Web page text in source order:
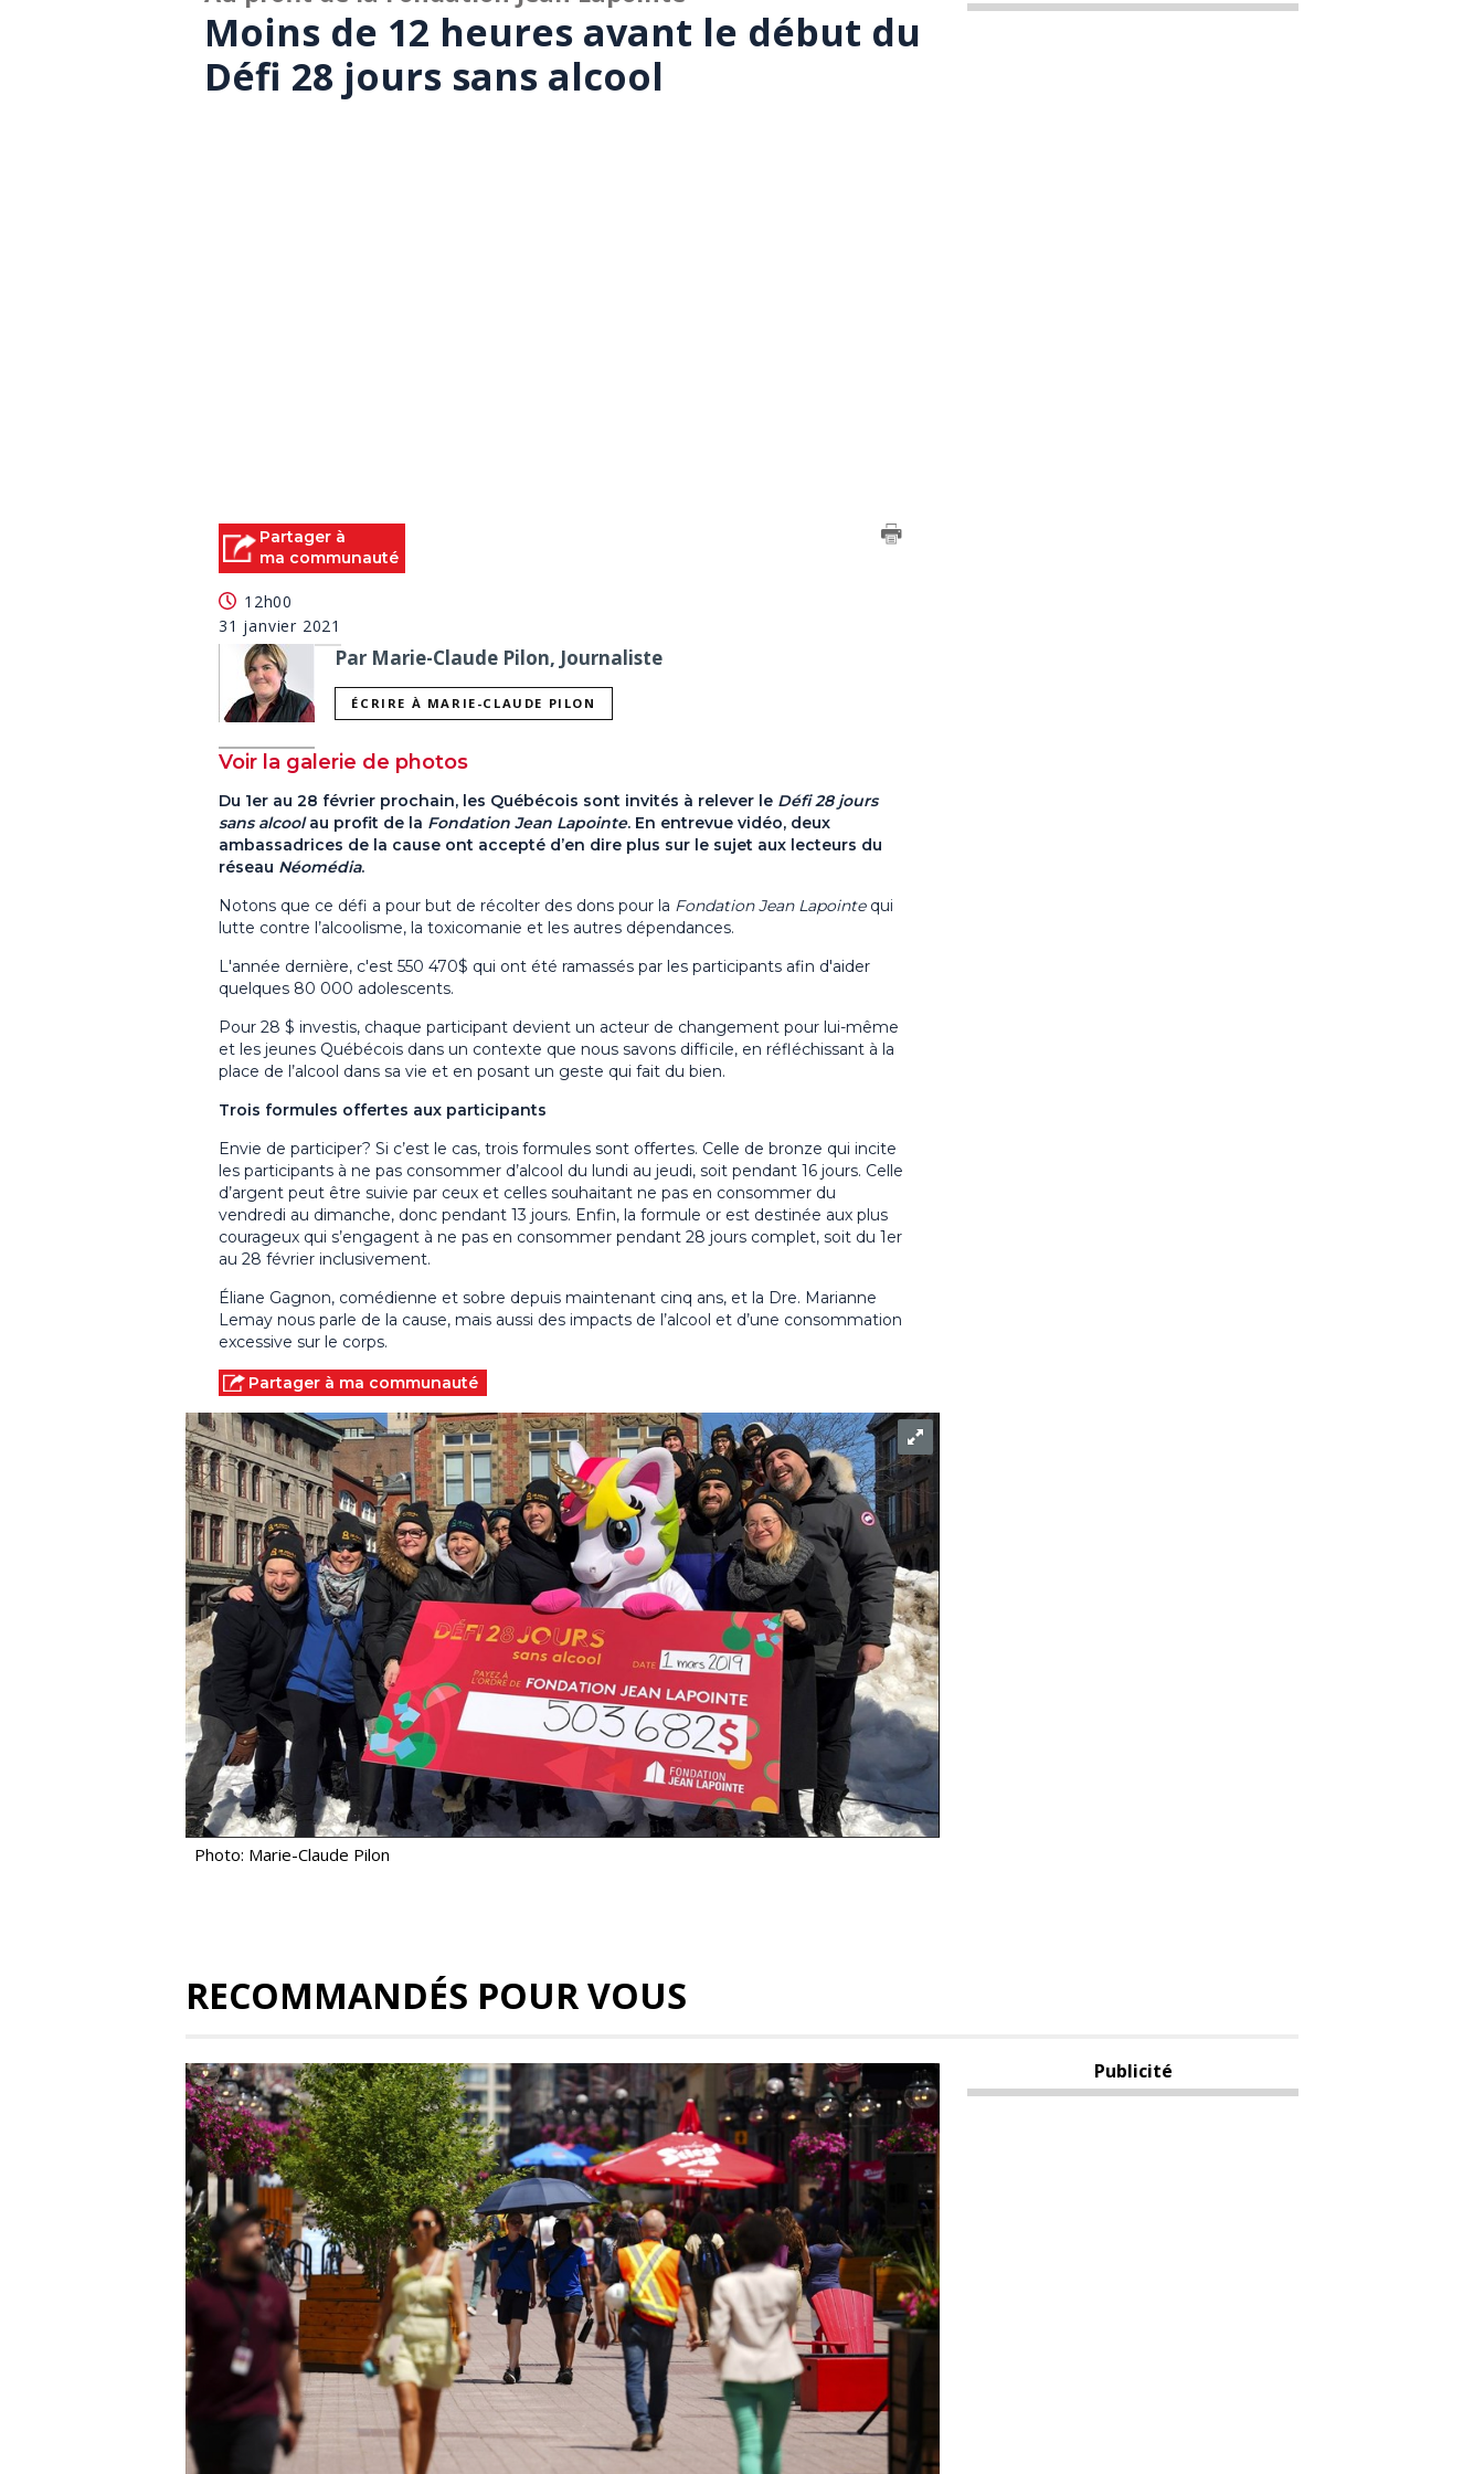
Moins de 12 heures avant le début du
Défi 28 jours sans alcool
Partager à
ma communauté
12h00
31 janvier 2021
Par Marie-Claude Pilon, Journaliste
ÉCRIRE À MARIE-CLAUDE PILON
Voir la galerie de photos
Du 1er au 28 février prochain, les Québécois sont invités à relever le Défi 28 jours
sans alcoolau profit de la Fondation Jean Lapointe. En entrevue vidéo, deux
ambassadrices de la cause ont accepté d’en dire plus sur le sujet aux lecteurs du
réseau Néomédia.
Notons que ce défi a pour but de récolter des dons pour la Fondation Jean Lapointequi
lutte contre l’alcoolisme, la toxicomanie et les autres dépendances.
L'année dernière, c'est 550 470$ qui ont été ramassés par les participants afin d'aider
quelques 80 000 adolescents.
Pour 28 $ investis, chaque participant devient un acteur de changement pour lui-même
et les jeunes Québécois dans un contexte que nous savons difficile, en réfléchissant à la
place de l’alcool dans sa vie et en posant un geste qui fait du bien.
Trois formules offertes aux participants
Envie de participer? Si c’est le cas, trois formules sont offertes. Celle de bronze qui incite
les participants à ne pas consommer d’alcool du lundi au jeudi, soit pendant 16 jours. Celle
d’argent peut être suivie par ceux et celles souhaitant ne pas en consommer du
vendredi au dimanche, donc pendant 13 jours. Enfin, la formule or est destinée aux plus
courageux qui s’engagent à ne pas en consommer pendant 28 jours complet, soit du 1er
au 28 février inclusivement.
Éliane Gagnon, comédienne et sobre depuis maintenant cinq ans, et la Dre. Marianne
Lemay nous parle de la cause, mais aussi des impacts de l’alcool et d’une consommation
excessive sur le corps.
Partager à ma communauté
Photo: Marie-Claude Pilon
RECOMMANDÉS POUR VOUS
Publicité